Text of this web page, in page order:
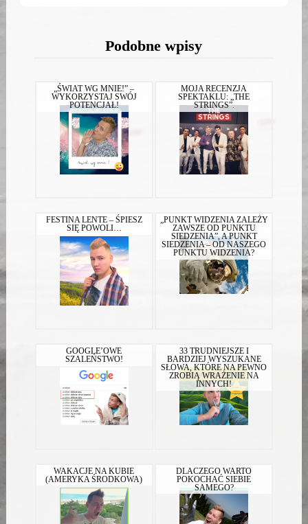
Podobne wpisy
„ŚWIAT WG MNIE!” –
WYKORZYSTAJ SWÓJ
POTENCJAŁ!
MOJA RECENZJA
SPEKTAKLU: „THE
STRINGS”.
FESTINA LENTE – ŚPIESZ
SIĘ POWOLI…
„PUNKT WIDZENIA ZALEŻY
ZAWSZE OD PUNKTU
SIEDZENIA”, A PUNKT
SIEDZENIA – OD NASZEGO
PUNKTU WIDZENIA?
GOOGLE’OWE
SZALEŃSTWO!
33 TRUDNIEJSZE I
BARDZIEJ WYSZUKANE
SŁOWA, KTÓRE NA PEWNO
ZROBIĄ WRAŻENIE NA
INNYCH!
WAKACJE NA KUBIE
(AMERYKA ŚRODKOWA)
DLACZEGO WARTO
POKOCHAĆ SIEBIE
SAMEGO?